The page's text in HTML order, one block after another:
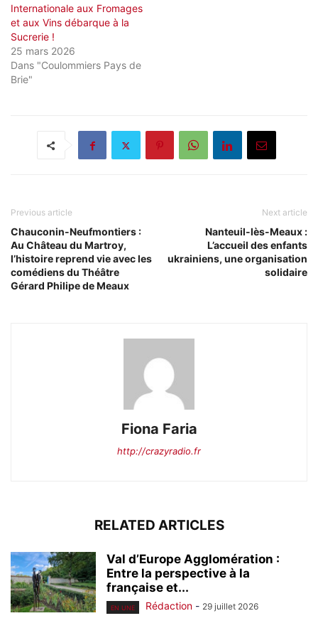
Internationale aux Fromages
et aux Vins débarque à la
Sucrerie !
25 mars 2026
Dans "Coulommiers Pays de
Brie"
Previous article
Chauconin-Neufmontiers :
Au Château du Martroy,
l’histoire reprend vie avec les
comédiens du Théâtre
Gérard Philipe de Meaux
Next article
Nanteuil-lès-Meaux :
L’accueil des enfants
ukrainiens, une organisation
solidaire
Fiona Faria
http://crazyradio.fr
RELATED ARTICLES
Val d’Europe Agglomération :
Entre la perspective à la
française et...
EN UNE Rédaction - 29 juillet 2026